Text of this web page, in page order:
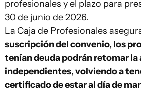
profesionales y el plazo para
30 de junio de 2026.
La Caja de Profesionales
suscripción del convenio, los
tenían deuda podrán retomar
independientes, volviendo a
certificado de estar al día de